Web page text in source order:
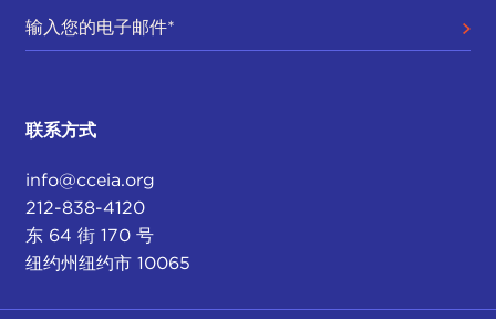
联系方式
info@cceia.org
212-838-4120
东 64 街 170 号
纽约州纽约市 10065